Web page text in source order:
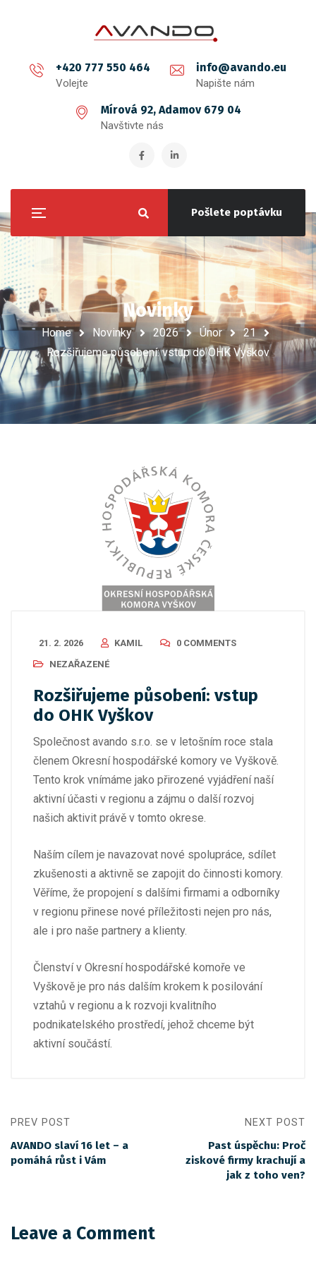
+420 777 550 464
Volejte
info@avando.eu
Napište nám
Mírová 92, Adamov 679 04
Navštivte nás
Pošlete poptávku
Novinky
Home Novinky 2026 Únor
21
Rozšiřujeme působení: vstup do OHK Vyškov
21. 2. 2026 KAMIL
0 COMMENTS
NEZAŘAZENÉ
Rozšiřujeme působení: vstup
do OHK Vyškov
Společnost avando s.r.o. se v letošním roce stala
členem Okresní hospodářské komory ve Vyškově.
Tento krok vnímáme jako přirozené vyjádření naší
aktivní účasti v regionu a zájmu o další rozvoj
našich aktivit právě v tomto okrese.
Naším cílem je navazovat nové spolupráce, sdílet
zkušenosti a aktivně se zapojit do činnosti komory.
Věříme, že propojení s dalšími firmami a odborníky
v regionu přinese nové příležitosti nejen pro nás,
ale i pro naše partnery a klienty.
Členství v Okresní hospodářské komoře ve
Vyškově je pro nás dalším krokem k posilování
vztahů v regionu a k rozvoji kvalitního
podnikatelského prostředí, jehož chceme být
aktivní součástí.
PREV POST
AVANDO slaví 16 let – a
pomáhá růst i Vám
NEXT POST
Past úspěchu: Proč
ziskové firmy krachují a
jak z toho ven?
Leave a Comment